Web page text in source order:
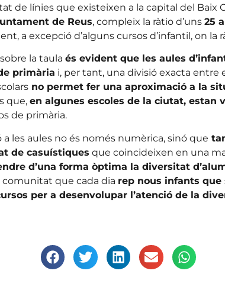
de línies que existeixen a la capital del Baix
de Reus, compleix la ràtio d’uns 25
a excepció d’alguns cursos d’infantil, on la
la taula és evident que les aules
primària i, per tant, una divisió exacta entre
no permet fer una aproximació a la
que, en algunes escoles de la ciutat, estan
de primària.
les aules no és només numèrica, sinó que
de casuístiques que coincideixen en una
d’una forma òptima la diversitat
comunitat que cada dia rep nous infants que
per a desenvolupar l’atenció de la